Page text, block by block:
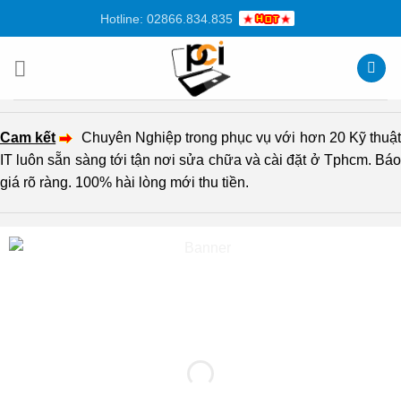
dung
Hotline: 02866.834.835
Cam kết
Chuyên Nghiệp trong phục vụ với hơn 20 Kỹ thuật
IT luôn sẵn sàng tới tận nơi sửa chữa và cài đặt ở Tphcm. Báo
giá rõ ràng. 100% hài lòng mới thu tiền.